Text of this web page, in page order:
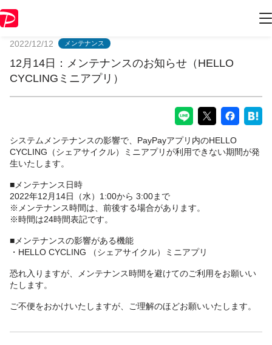
2022/12/12 メンテナンス
12月14日：メンテナンスのお知らせ（HELLO
CYCLINGミニアプリ）
システムメンテナンスの影響で、PayPayアプリ内のHELLO
CYCLING（シェアサイクル）ミニアプリが利用できない期間が発
生いたします。
■メンテナンス日時
2022年12月14日（水）1:00から 3:00まで
※メンテナンス時間は、前後する場合があります。
※時間は24時間表記です。
■メンテナンスの影響がある機能
・HELLO CYCLING （シェアサイクル）ミニアプリ
恐れ入りますが、メンテナンス時間を避けてのご利用をお願いい
たします。
ご不便をおかけいたしますが、ご理解のほどお願いいたします。